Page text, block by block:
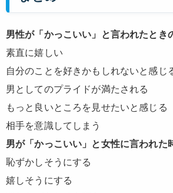
男性が「かっこいい」と言われたとき
素直に嬉しい
自分のことを好きかもしれないと感じ
男としてのプライドが満たされる
もっと良いところを見せたいと感じる
相手を意識してしまう
男が「かっこいい」と女性に言われた
恥ずかしそうにする
嬉しそうにする